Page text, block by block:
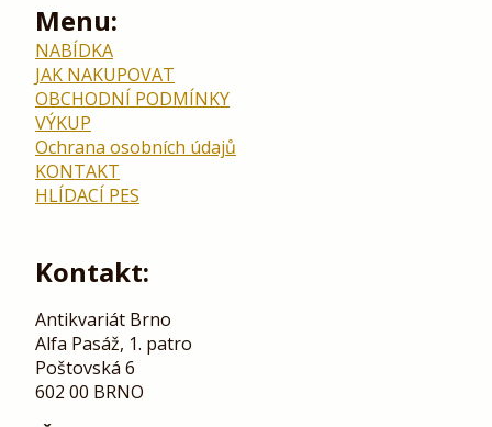
Menu:
NABÍDKA
JAK NAKUPOVAT
OBCHODNÍ PODMÍNKY
VÝKUP
Ochrana osobních údajů
KONTAKT
HLÍDACÍ PES
Kontakt:
Antikvariát Brno
Alfa Pasáž, 1. patro
Poštovská 6
602 00 BRNO